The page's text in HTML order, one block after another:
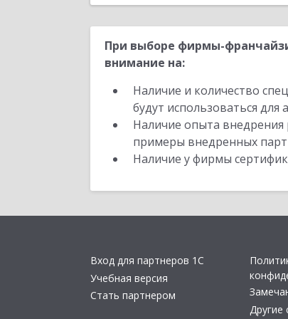
При выборе фирмы-
внимание на:
Наличие и количество
будут использоваться
Наличие опыта
примеры внедренных
Наличие у фирмы
Вход для партнеров 1С
Учебная версия
Стать партнером
Другие